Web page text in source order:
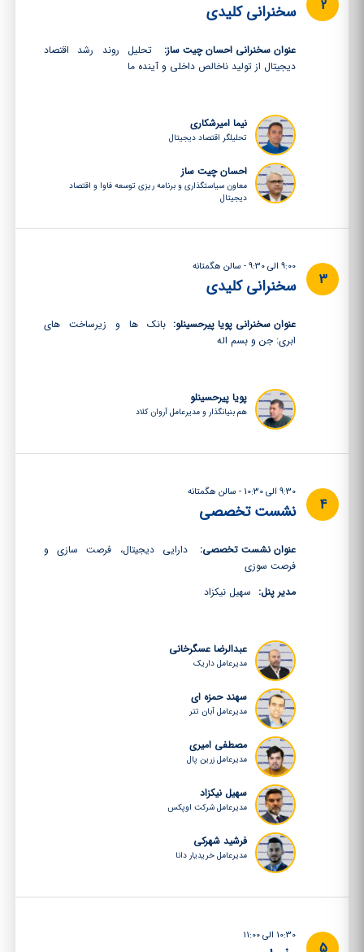
سخنرانی کلیدی
عنوان سخنرانی احسان چیت ساز:
تحلیل روند رشد اقتصاد
دیجیتال از تولید ناخالص داخلی و آینده ما
نیما امیرشکاری
تحلیلگر اقتصاد دیجیتال
احسان چیت ساز
معاون سیاستگذاری و برنامه ریزی توسعه فاوا و اقتصاد
دیجیتال
2
9:00 الی 9:30 - سالن هگمتانه
سخنرانی کلیدی
عنوان سخنرانی پویا پیرحسینلو: بانک ها و زیرساخت های
ابری: جن و بسم اله
پویا پیرحسینلو
هم بنیانگذار و مدیرعامل آروان کلاد
3
9:30 الی 10:30 - سالن هگمتانه
نشست تخصصی
عنوان نشست تخصصی:
دارایی دیجیتال، فرصت سازی و
فرصت سوزی
مدیر پنل: سهیل نیکزاد
عبدالرضا عسگرخانی
مدیرعامل داریک
سهند حمزه ای
مدیرعامل آبان تتر
مصطفی امیری
مدیرعامل زرین پال
سهیل نیکزاد
مدیرعامل شرکت اوپکس
فرشید شهرکی
مدیرعامل خریدیار دانا
4
10:30 الی 11:00